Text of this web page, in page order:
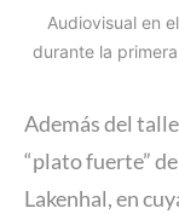
Audiovisual en
durante la
Además del
“plato fuerte”
Lakenhal, en